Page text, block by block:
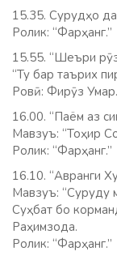
15.35. Сурудҳо
Ролик: “Фарҳанг.”
15.55. “Шеъри
“Ту бар таърих
Ровӣ: Фирӯз
16.00. “Паём аз
Мавзуъ: “Тоҳир
Ролик: “Фарҳанг.”
16.10. “Авранги
Мавзуъ: “Суруду
Суҳбат бо
Раҳимзода.
Ролик: “Фарҳанг.”